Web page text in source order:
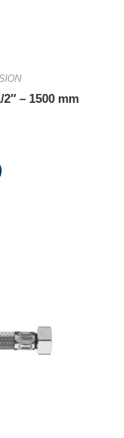
– 1500 mm